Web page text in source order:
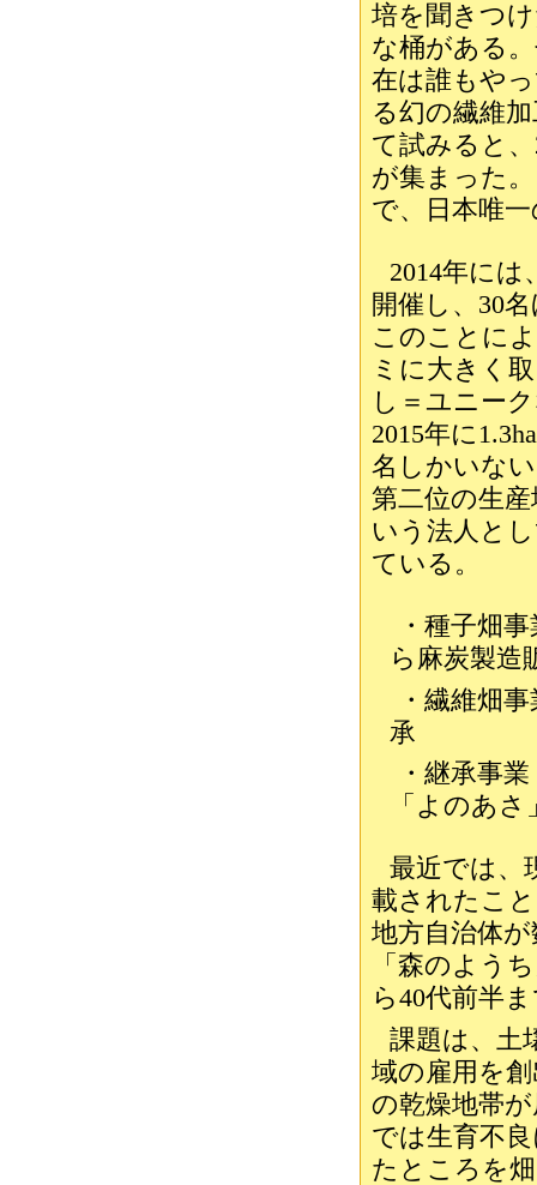
培を聞きつ
な桶がある
在は誰もや
る幻の繊維
て試みると
が集まった
で、日本唯
2014年には
開催し、30
このことに
ミに大きく
し＝ユニー
2015年に
名しかいな
第二位の生
いう法人と
ている。
・種子畑事
ら麻炭製造
・繊維畑事
承
・継承事業
「よのあ
最近では、
載されたこ
地方自治体
「森のよう
ら40代前半
課題は、土
域の雇用を
の乾燥地帯
では生育不
たところを